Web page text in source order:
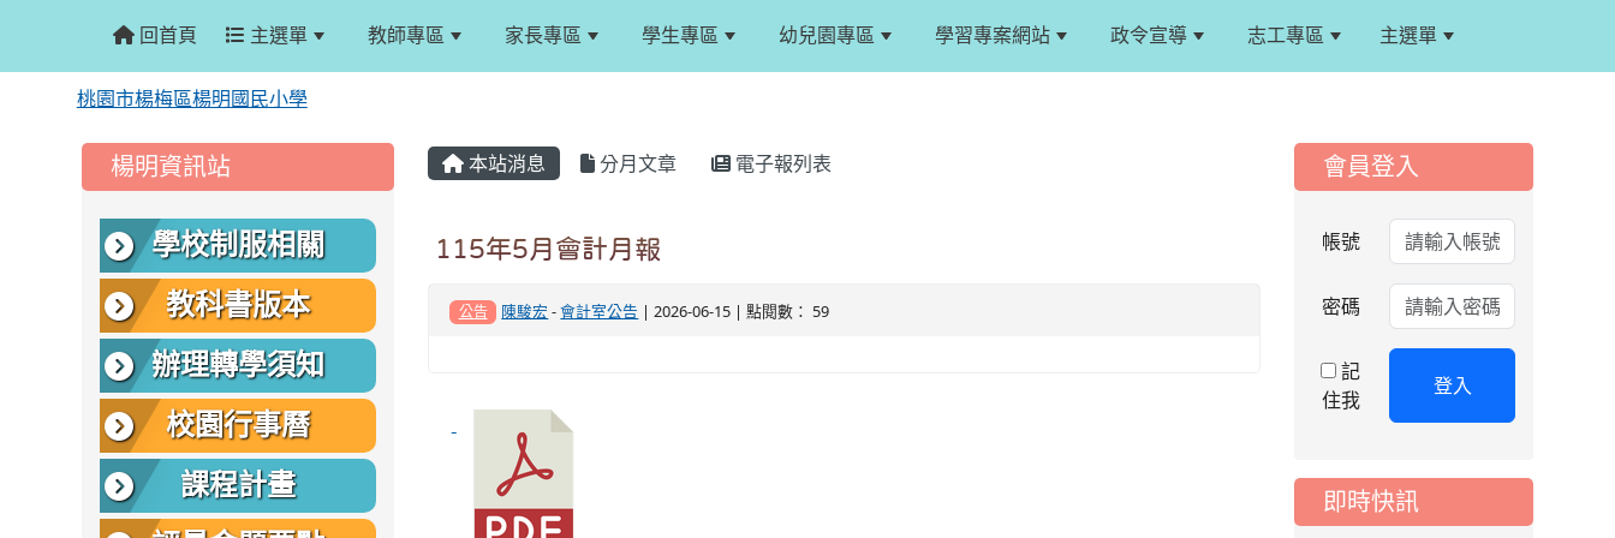
回首頁 主選單 教師專區 家長專區 學生專區 幼兒園專區 學習專案網站 政令宣導 志工專區 主選單
桃園市楊梅區楊明國民小學
本站消息 分月文章 電子報列表
115年5月會計月報
公告 陳駿宏 -會計室公告 | 2026-06-15 | 點閱數： 59
::: 楊明資訊站
學校制服相關
教科書版本
辦理轉學須知
校園行事曆
課程計畫
::: 會員登入
帳號
密碼
記
住我
登入
即時快訊
2026-08-05
115學年度課後照顧
服務班教師甄選簡章
2026-08-03
重要
115學年度一、三、
五年級常態編班結果
公告
2026-07-31
公告
月份「施工車輛臨
停」一案，請各位用